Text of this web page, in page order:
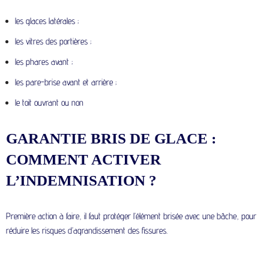
les glaces latérales ;
les vitres des portières ;
les phares avant ;
les pare-brise avant et arrière ;
le toit ouvrant ou non
GARANTIE BRIS DE GLACE :
COMMENT ACTIVER
L’INDEMNISATION ?
Première action à faire, il faut protéger l’élément brisée avec une bâche, pour
réduire les risques d’agrandissement des fissures.